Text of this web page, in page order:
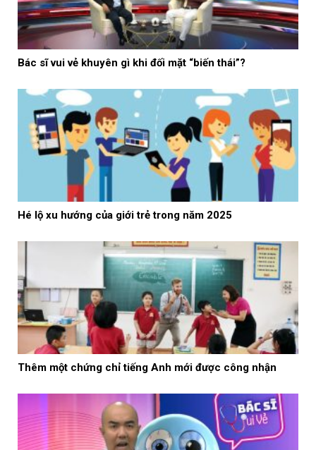
Bác sĩ vui vẻ khuyên gì khi đối mặt “biến thái”?
Hé lộ xu hướng của giới trẻ trong năm 2025
Thêm một chứng chỉ tiếng Anh mới được công nhận